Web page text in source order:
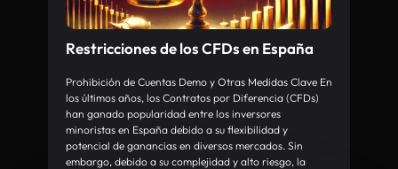
Restricciones de los CFDs en España
Prohibición de Cuentas Demo y Otras Medidas Clave En
los últimos años, los Contratos por Diferencia (CFDs)
han ganado popularidad entre los inversores
minoristas en España debido a su flexibilidad y
potencial de ganancias en diversos mercados. Sin
embargo, debido a su complejidad y alto riesgo, la